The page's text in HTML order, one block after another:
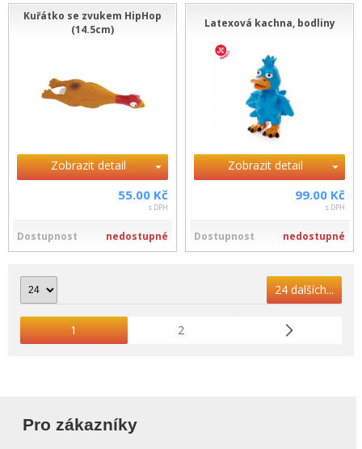
Kuřátko se zvukem HipHop
(14.5cm)
Zobrazit detail
55.00 Kč
s DPH
Dostupnost nedostupné
Latexová kachna, bodliny
Zobrazit detail
99.00 Kč
s DPH
Dostupnost nedostupné
24 dalších...
1 2
Pro zákazníky